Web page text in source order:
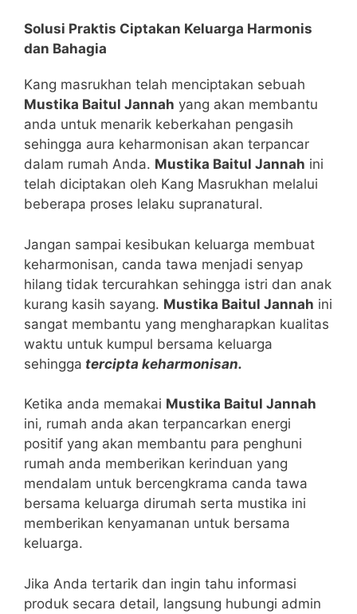
Solusi Praktis Ciptakan Keluarga Harmonis
dan Bahagia
Kang masrukhan telah menciptakan sebuah
Mustika Baitul Jannah yang akan membantu
anda untuk menarik keberkahan pengasih
sehingga aura keharmonisan akan terpancar
dalam rumah Anda. Mustika Baitul Jannah ini
telah diciptakan oleh Kang Masrukhan melalui
beberapa proses lelaku supranatural.
Jangan sampai kesibukan keluarga membuat
keharmonisan, canda tawa menjadi senyap
hilang tidak tercurahkan sehingga istri dan anak
kurang kasih sayang. Mustika Baitul Jannah ini
sangat membantu yang mengharapkan kualitas
waktu untuk kumpul bersama keluarga
sehingga tercipta keharmonisan.
Ketika anda memakai Mustika Baitul Jannah
ini, rumah anda akan terpancarkan energi
positif yang akan membantu para penghuni
rumah anda memberikan kerinduan yang
mendalam untuk bercengkrama canda tawa
bersama keluarga dirumah serta mustika ini
memberikan kenyamanan untuk bersama
keluarga.
Jika Anda tertarik dan ingin tahu informasi
produk secara detail, langsung hubungi admin